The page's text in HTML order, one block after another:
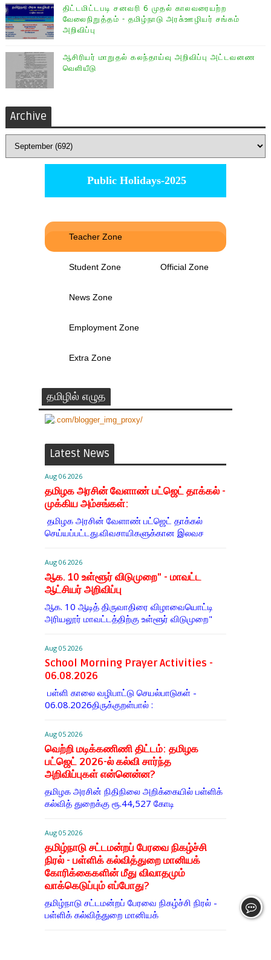
திட்டமிட்டபடி சனவரி 6 முதல் காலவரையற்ற
வேலைநிறுத்தம் - தமிழ்நாடு அரசு்ஊழியர் சங்கம்
அறிவிப்பு
ஆசிரியர் மாறுதல் கலந்தாய்வு அறிவிப்பு அட்டவனண
வெளியீடு
Archive
Public Holidays-2025
Teacher Zone
Student Zone Official Zone
News Zone
Employment Zone
Extra Zone
தமிழில் எழுத
Latest News
Aug 06 2026
தமிழக அரசின் வேளாண் பட்ஜெட் தாக்கல் -
முக்கிய அம்சங்கள்:
தமிழக அரசின் வேளாண் பட்ஜெட் தாக்கல்
செய்யப்பட்டது.விவசாயிகளுக்கான இலவச
Aug 06 2026
ஆக. 10 உள்ளூர் விடுமுறை" - மாவட்ட
ஆட்சியர் அறிவிப்பு
ஆக. 10 ஆடித் திருவாதிரை விழாவையொட்டி
அரியலூர் மாவட்டத்திற்கு உள்ளூர் விடுமுறை"
Aug 05 2026
School Morning Prayer Activities -
06.08.2026
பள்ளி காலை வழிபாட்டு செயல்பாடுகள் -
06.08.2026திருக்குறள்பால் :
Aug 05 2026
வெற்றி மடிக்கணிணி திட்டம்: தமிழக
பட்ஜெட் 2026-ல் கல்வி சார்ந்த
அறிவிப்புகள் என்னென்ன?
தமிழக அரசின் நிதிநிலை அறிக்கையில் பள்ளிக்
கல்வித் துறைக்கு ரூ.44,527 கோடி
Aug 05 2026
தமிழ்நாடு சட்டமன்றப் பேரவை நிகழ்ச்சி
நிரல் - பள்ளிக் கல்வித்துறை மானியக்
கோரிக்கைகளின் மீது விவாதமும்
வாக்கெடுப்பும் எப்போது?
தமிழ்நாடு சட்டமன்றப் பேரவை நிகழ்ச்சி நிரல் -
பள்ளிக் கல்வித்துறை மானியக்